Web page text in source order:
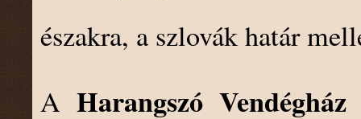
északra, a szlovák határ
A Harangszó Vendégház